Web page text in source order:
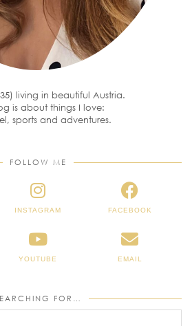
living in beautiful Austria.
is about things I love:
sports and adventures.
FOLLOW ME
INSTAGRAM FACEBOOK
YOUTUBE EMAIL
FOR…